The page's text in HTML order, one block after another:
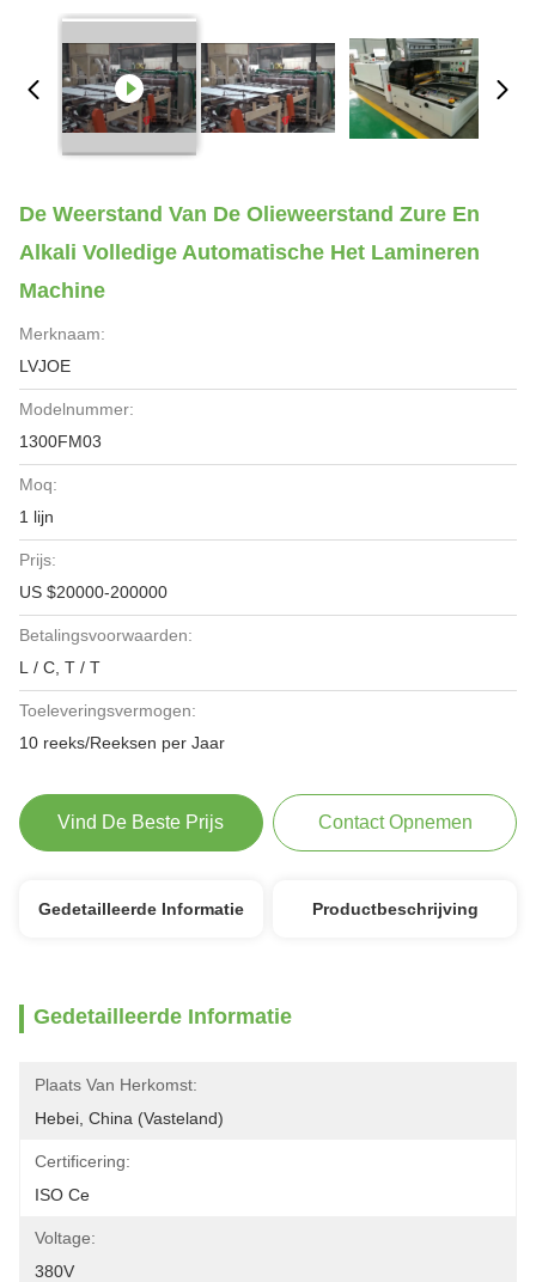
De Weerstand Van De Olieweerstand Zure En
Alkali Volledige Automatische Het Lamineren
Machine
Merknaam:
LVJOE
Modelnummer:
1300FM03
Moq:
1 lijn
Prijs:
US $20000-200000
Betalingsvoorwaarden:
L / C, T / T
Toeleveringsvermogen:
10 reeks/Reeksen per Jaar
Vind De Beste Prijs Contact Opnemen
Gedetailleerde Informatie Productbeschrijving
Gedetailleerde Informatie
Plaats Van Herkomst:
Hebei, China (vasteland)
Certificering:
ISO Ce
Voltage:
380V